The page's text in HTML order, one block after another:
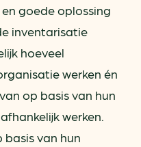
goede oplossing
inventarisatie
hoeveel
werken én
op basis van hun
werken.
van hun